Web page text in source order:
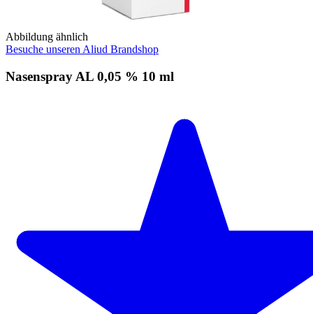
Abbildung ähnlich
Besuche unseren Aliud Brandshop
Nasenspray AL 0,05 % 10 ml